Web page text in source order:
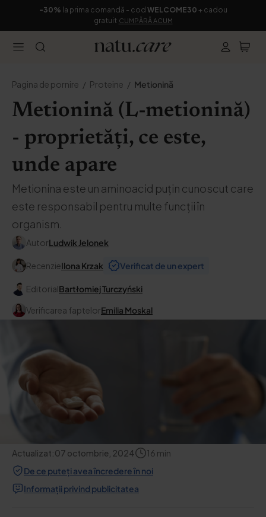
-30% la prima comandă - cod WELCOME30 + cadou
gratuit CUMPĂRĂ ACUM
Pagina de pornire Proteine Metionină
Metionină (L-metionină)
- proprietăți, ce este,
unde apare
Metionina este un aminoacid puțin cunoscut care
este responsabil pentru multe funcții în
organism.
AutorLudwik Jelonek
RecenzieIlona Krzak Verificat de un expert
EditorialBartłomiej Turczyński
Verificarea faptelorEmilia Moskal
Actualizat:07 octombrie, 2024 16 min
De ce puteți avea încredere în noi
Informații privind publicitatea